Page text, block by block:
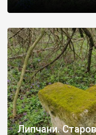
Липчани.